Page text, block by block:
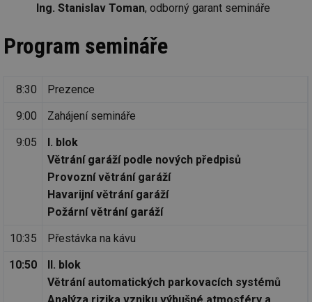
Ing. Stanislav Toman, odborný garant semináře
Program semináře
8:30
Prezence
9:00
Zahájení semináře
9:05
I. blok
Větrání garáží podle nových předpisů
Provozní větrání garáží
Havarijní větrání garáží
Požární větrání garáží
10:35
Přestávka na kávu
10:50
II. blok
Větrání automatických parkovacích systémů
Analýza rizika vzniku výbušné atmosféry a